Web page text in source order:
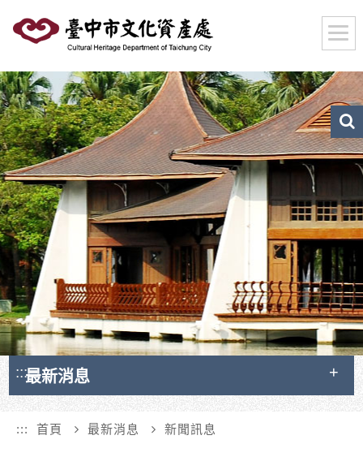
要
內
容
區
塊
:::最新消息
::: 首頁 最新消息 新聞訊息
文
化
資
搜
尋